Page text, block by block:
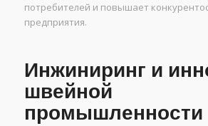
потребителей и повышает
предприятия.
Инжиниринг и
швейной
промышленности